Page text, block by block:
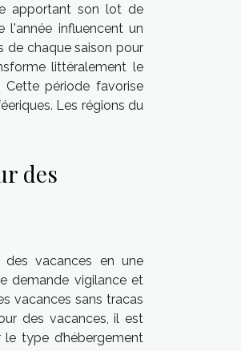
apportant son lot de
l'année influencent un
de chaque saison pour
littéralement le
période favorise
Les régions du
des
des vacances en une
demande vigilance et
vacances sans tracas
des vacances, il est
type d’hébergement